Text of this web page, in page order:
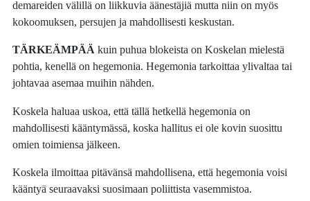
demareiden välillä on liikkuvia äänestäjiä mutta niin on myös
kokoomuksen, persujen ja mahdollisesti keskustan.
TÄRKEÄMPÄÄ kuin puhua blokeista on Koskelan mielestä
pohtia, kenellä on hegemonia. Hegemonia tarkoittaa ylivaltaa tai
johtavaa asemaa muihin nähden.
Koskela haluaa uskoa, että tällä hetkellä hegemonia on
mahdollisesti kääntymässä, koska hallitus ei ole kovin suosittu
omien toimiensa jälkeen.
Koskela ilmoittaa pitävänsä mahdollisena, että hegemonia voisi
kääntyä seuraavaksi suosimaan poliittista vasemmistoa.